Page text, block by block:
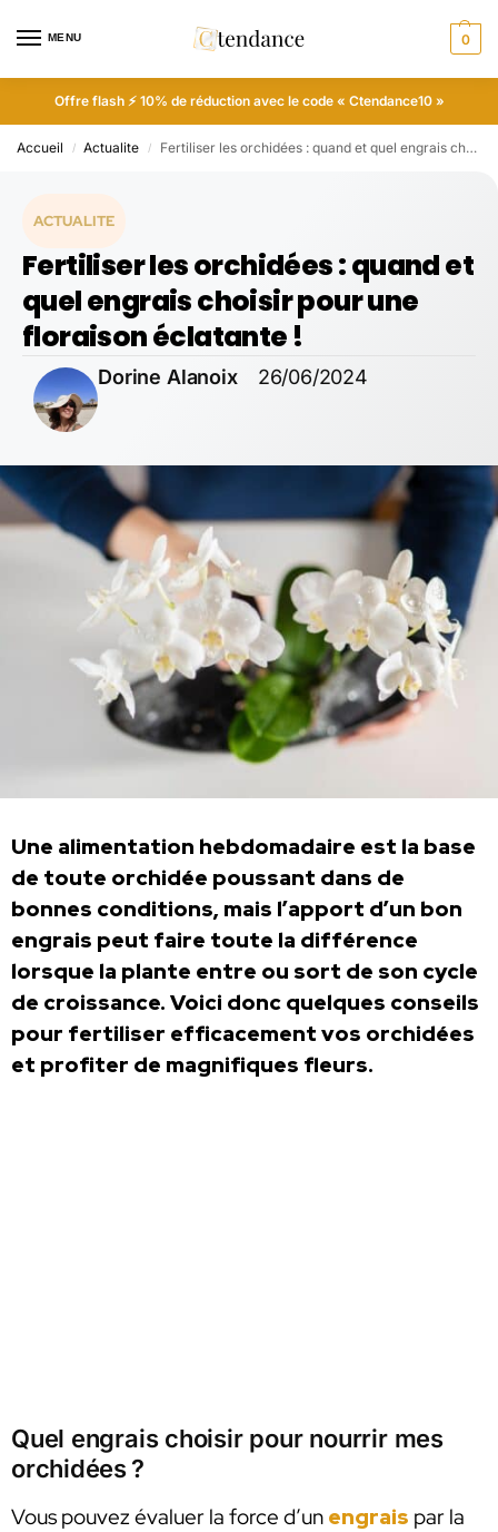
MENU 0
Offre flash ⚡ 10% de réduction avec le code « Ctendance10 »
Accueil / Actualite / Fertiliser les orchidées : quand et quel engrais choisir pour une floraison éclatante !
ACTUALITE
Fertiliser les orchidées : quand et
quel engrais choisir pour une
floraison éclatante !
Dorine Alanoix 26/06/2024
Une alimentation hebdomadaire est la base
de toute orchidée poussant dans de
bonnes conditions, mais l’apport d’un bon
engrais peut faire toute la différence
lorsque la plante entre ou sort de son cycle
de croissance. Voici donc quelques conseils
pour fertiliser efficacement vos orchidées
et profiter de magnifiques fleurs.
Quel engrais choisir pour nourrir mes
orchidées ?
Vous pouvez évaluer la force d’un engrais par la